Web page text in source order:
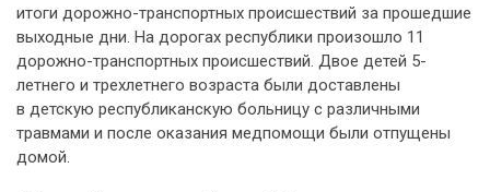
итоги дорожно-транспортных происшествий за прошедшие
выходные дни. На дорогах республики произошло 11
дорожно-транспортных происшествий. Двое детей 5-
летнего и трехлетнего возраста были доставлены
в детскую республиканскую больницу с различными
травмами и после оказания медпомощи были отпущены
домой.